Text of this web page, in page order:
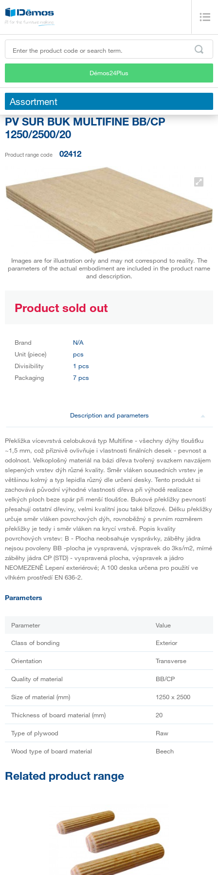
Démos24Plus
Assortment
PV SUR BUK MULTIFINE BB/CP
1250/2500/20
Product range code 02412
Images are for illustration only and may not correspond to reality. The
parameters of the actual embodiment are included in the product name
and description.
Product sold out
Brand
N/A
Unit (piece)
pcs
Divisibility
1 pcs
Packaging
7 pcs
Description and parameters
Překližka vícevrstvá celobuková typ Multifine - všechny dýhy tloušťku
~1,5 mm, což příznivě ovlivňuje i vlastnosti finálních desek - pevnost a
odolnost. Velkoplošný materiál na bázi dřeva tvořený svazkem navzájem
slepených vrstev dýh různé kvality. Směr vláken sousedních vrstev je
většinou kolmý a typ lepidla různý dle určení desky. Tento produkt si
zachovává původní výhodné vlastnosti dřeva při výhodě realizace
velkých ploch beze spár při menší tloušťce. Bukové překližky pevností
přesahují ostatní dřeviny, velmi kvalitní jsou také břízové. Délku překližky
určuje směr vláken povrchových dýh, rovnoběžný s prvním rozměrem
překližky je tedy i směr vláken na krycí vrstvě. Popis kvality
povrchových vrstev: B - Plocha neobsahuje vysprávky, záběhy jádra
nejsou povoleny BB -plocha je vyspravená, výspravek do 3ks/m2, mírné
záběhy jádra CP (STD) - vyspravená plocha, výspravek a jádro
NEOMEZENĚ Lepení exteriérové; A 100 deska určena pro použití ve
vlhkém prostředí EN 636-2.
Parameters
Parameter Value
Class of bonding Exterior
Orientation Transverse
Quality of material BB/CP
Size of material (mm) 1250 x 2500
Thickness of board material (mm) 20
Type of plywood Raw
Wood type of board material Beech
Related product range